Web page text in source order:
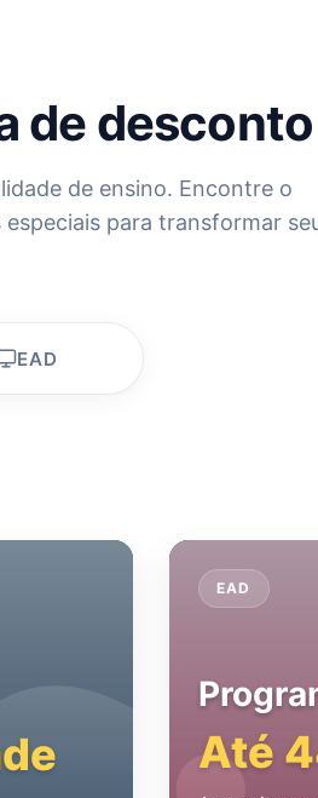
de desconto
de ensino. Encontre o
para transformar
EAD
EAD
Até